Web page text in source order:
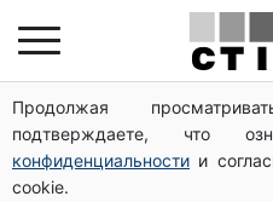
Продолжая
подтверждаете, что
конфиденциальности и
cookie.
Тарифы на воду
может достичь 15 грн:
августе
Международные